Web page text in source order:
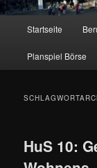
Startseite
Planspiel Börse
HuS 10: